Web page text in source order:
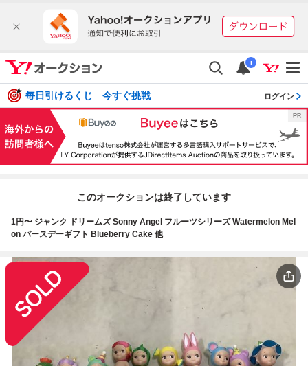
i
毎日引けるくじ 今すぐ挑戦 ログイン
このオークションは終了しています
1円〜 ジャンク ドリームズ Sonny Angel フルーツシリーズ Watermelon Mel
on バースデーギフト Blueberry Cake 他